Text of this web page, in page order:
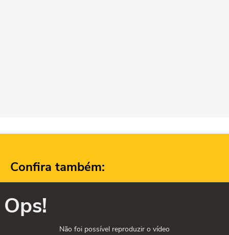
Confira também:
Ops!
Não foi possível reproduzir o vídeo